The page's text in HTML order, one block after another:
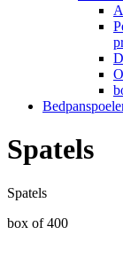
Spatels
Spatels
box of 400